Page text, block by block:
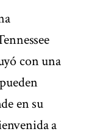
con una
en su
a